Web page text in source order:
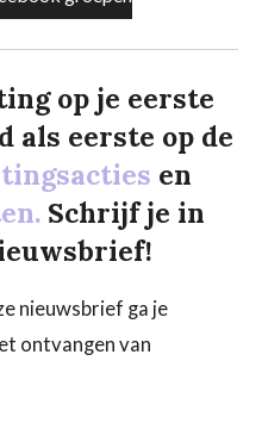
op je eerste
eerste op de
en
Schrijf je in
nieuwsbrief ga je
ontvangen van